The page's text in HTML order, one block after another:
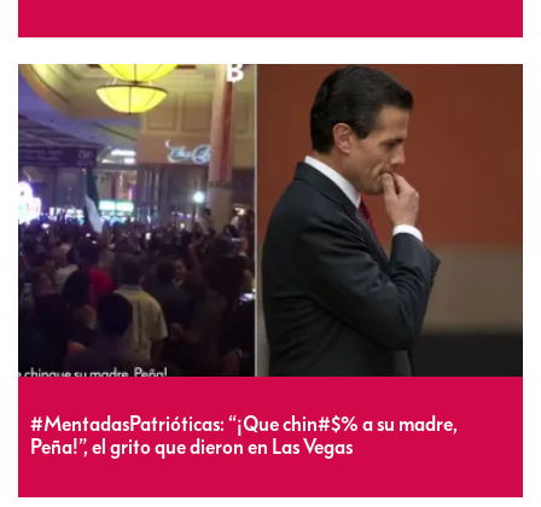
#MentadasPatrióticas: “¡Que chin#$% a su madre,
Peña!”, el grito que dieron en Las Vegas